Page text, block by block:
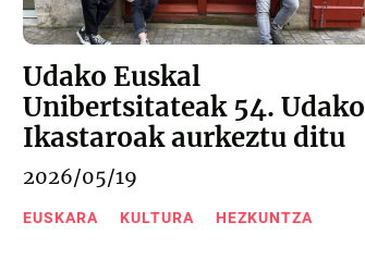
Udako Euskal
Unibertsitateak 54. Udako
Ikastaroak aurkeztu ditu
2026/05/19
EUSKARA KULTURA HEZKUNTZA